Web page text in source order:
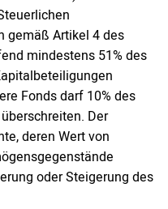
gemäß Artikel 4 des
mindestens 51% des
Fonds darf 10% des
Der
deren Wert von
oder Steigerung des